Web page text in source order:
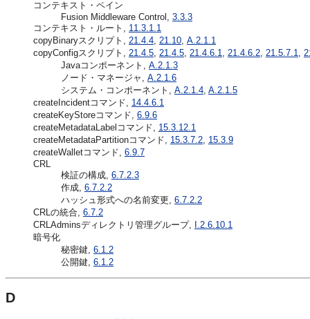
コンテキスト・ペイン
Fusion Middleware Control, 3.3.3
コンテキスト・ルート, 11.3.1.1
copyBinaryスクリプト, 21.4.4 21.10 A.2.1.1
copyConfigスクリプト, 21.4.5 21.4.5 21.4.6.1 21.4.6.2 21.5.7.1
Javaコンポーネント, A.2.1.3
ノード・マネージャ, A.2.1.6
システム・コンポーネント, A.2.1.4 A.2.1.5
createIncidentコマンド, 14.4.6.1
createKeyStoreコマンド, 6.9.6
createMetadataLabelコマンド, 15.3.12.1
createMetadataPartitionコマンド, 15.3.7.2 15.3.9
createWalletコマンド, 6.9.7
CRL
検証の構成, 6.7.2.3
作成, 6.7.2.2
ハッシュ形式への名前変更, 6.7.2.2
CRLの統合, 6.7.2
CRLAdminsディレクトリ管理グループ, I.2.6.10.1
暗号化
秘密鍵, 6.1.2
公開鍵, 6.1.2
D